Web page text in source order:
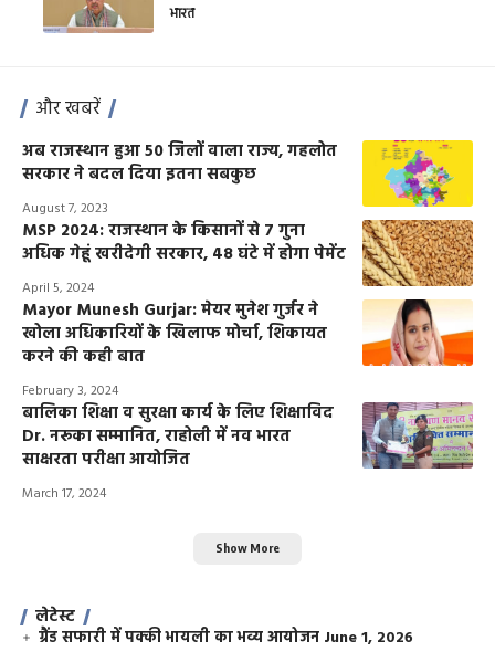
भारत
और खबरें
अब राजस्थान हुआ 50 जिलों वाला राज्य, गहलोत
सरकार ने बदल दिया इतना सबकुछ
August 7, 2023
MSP 2024: राजस्थान के किसानों से 7 गुना
अधिक गेहूं खरीदेगी सरकार, 48 घंटे में होगा पेमेंट
April 5, 2024
Mayor Munesh Gurjar: मेयर मुनेश गुर्जर ने
खोला अधिकारियों के खिलाफ मोर्चा, शिकायत
करने की कही बात
February 3, 2024
बालिका शिक्षा व सुरक्षा कार्य के लिए शिक्षाविद
Dr. नरूका सम्मानित, राहोली में नव भारत
साक्षरता परीक्षा आयोजित
March 17, 2024
Show More
लेटेस्ट
ग्रैंड सफारी में पक्की भायली का भव्य आयोजन June 1, 2026